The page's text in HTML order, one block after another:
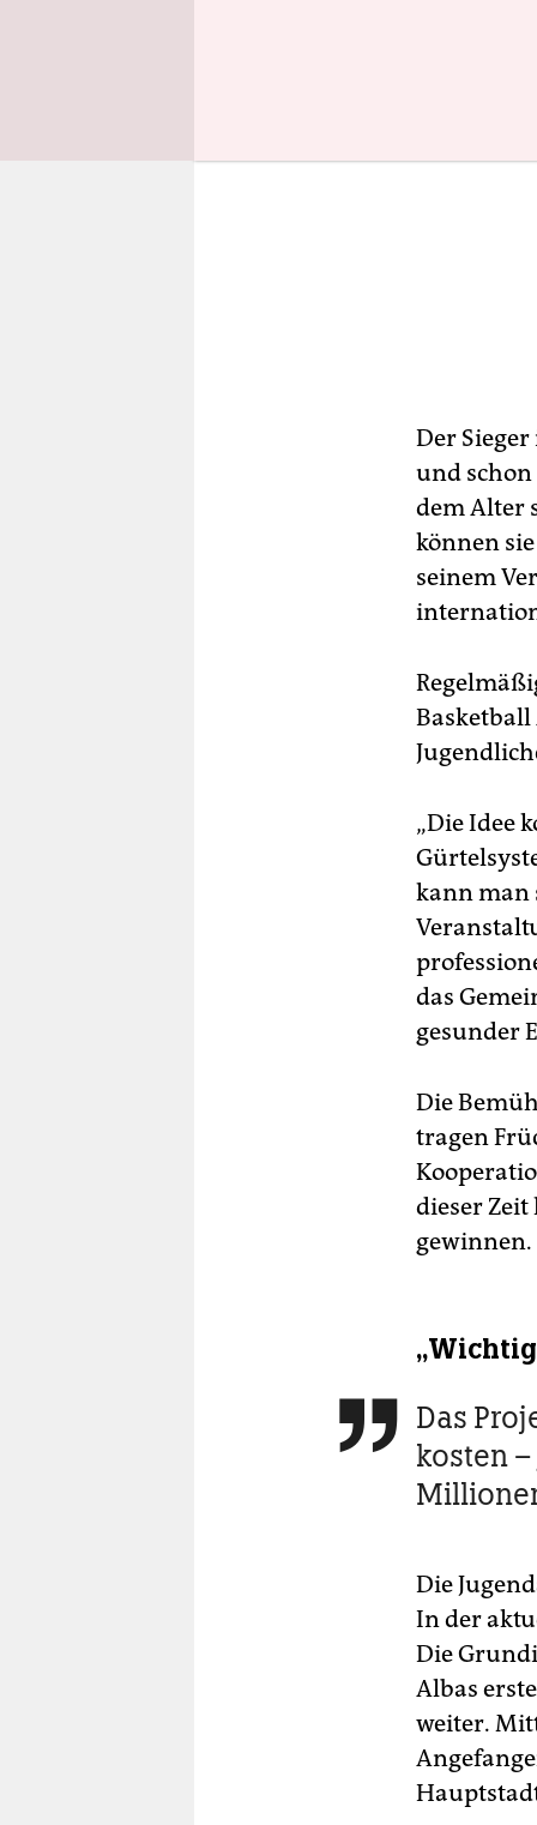
Der
und schon
dem Alter
können
seinem
„Die Idee
kann man
das
gesunder
Die
tragen
dieser
gewinnen.
 Das
kosten –
Die
In der
Die
Albas
weiter.